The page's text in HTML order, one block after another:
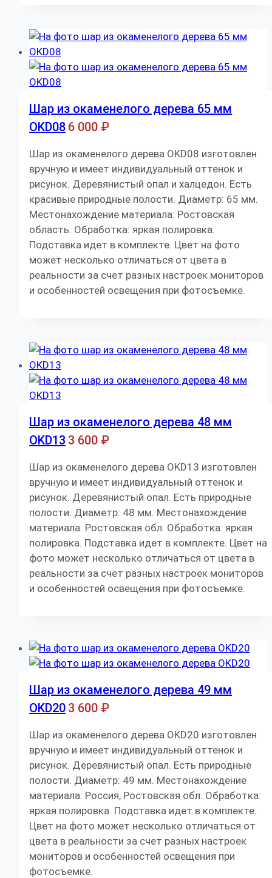
Шар из окаменелого дерева 65 мм
OKD08 6 000 ₽
Шар из окаменелого дерева OKD08 изготовлен
вручную и имеет индивидуальный оттенок и
рисунок. Деревянистый опал и халцедон. Есть
красивые природные полости. Диаметр: 65 мм.
Местонахождение материала: Ростовская
область. Обработка: яркая полировка.
Подставка идет в комплекте. Цвет на фото
может несколько отличаться от цвета в
реальности за счет разных настроек мониторов
и особенностей освещения при фотосъемке.
Шар из окаменелого дерева 48 мм
OKD13 3 600 ₽
Шар из окаменелого дерева OKD13 изготовлен
вручную и имеет индивидуальный оттенок и
рисунок. Деревянистый опал. Есть природные
полости. Диаметр: 48 мм. Местонахождение
материала: Ростовская обл. Обработка: яркая
полировка. Подставка идет в комплекте. Цвет на
фото может несколько отличаться от цвета в
реальности за счет разных настроек мониторов
и особенностей освещения при фотосъемке.
Шар из окаменелого дерева 49 мм
OKD20 3 600 ₽
Шар из окаменелого дерева OKD20 изготовлен
вручную и имеет индивидуальный оттенок и
рисунок. Деревянистый опал. Есть природные
полости. Диаметр: 49 мм. Местонахождение
материала: Россия, Ростовская обл. Обработка:
яркая полировка. Подставка идет в комплекте.
Цвет на фото может несколько отличаться от
цвета в реальности за счет разных настроек
мониторов и особенностей освещения при
фотосъемке.